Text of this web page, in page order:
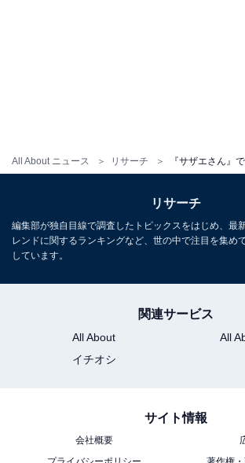
All About ニュース リサーチ
リサーチ
編集部が独自目線で調査したトピックスをはじめ、最
レンドに関するランキングなど、世の中で注目を集め
しています。
関連サービス
All About
All
イチオシ
サイト情報
会社概要